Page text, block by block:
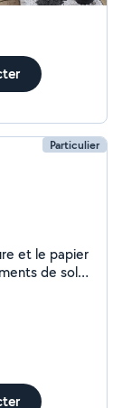
Particulier
et le papier
de sol